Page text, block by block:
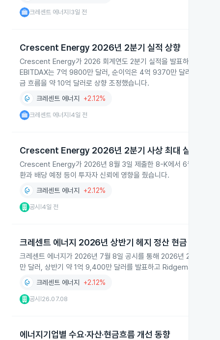
크레센트 에너지 3일 전
Crescent Energy 2026년 2분기 실적 상향
Crescent Energy가 2026 회계연도 2분기 실적을 발표하며
EBITDAX는 7억 9800만 달러, 순이익은 4억 9370만 달러로 집계
금 흐름을 약 10억 달러로 상향 조정했습니다.
크레센트 에너지 +2.12%
크레센트 에너지 4일 전
Crescent Energy 2026년 2분기 사상 최대 실적 발표
Crescent Energy가 2026년 8월 3일 제출한 8-K에서 6월 30일 종
환과 배당 예정 등이 투자자 신뢰에 영향을 줬습니다.
크레센트 에너지 +2.12%
공시 4일 전
크레센트 에너지 2026년 상반기 헤지 정산 현금 유출
크레센트 에너지가 2026년 7월 8일 공시를 통해 2026년 2분기와
만 달러, 상반기 약 1억 9,400만 달러를 발표하고 Ridgemar 인수 건
크레센트 에너지 +2.12%
공시 26.07.08
에너지기업별 수요·자산·현금흐름 개선 동향